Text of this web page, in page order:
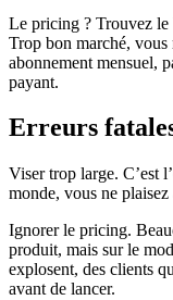
Le pricing ? Trouvez le
Trop bon marché, vous
abonnement mensuel,
payant.
Erreurs
Viser trop large. C’est
monde, vous ne
Ignorer le pricing.
produit, mais sur le
explosent, des clients
avant de lancer.